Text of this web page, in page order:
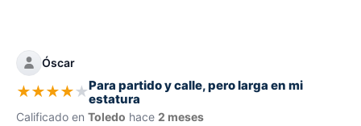
Óscar
★★★★★Para partido y calle, pero larga en mi
estatura
Calificado en Toledo hace 2 meses